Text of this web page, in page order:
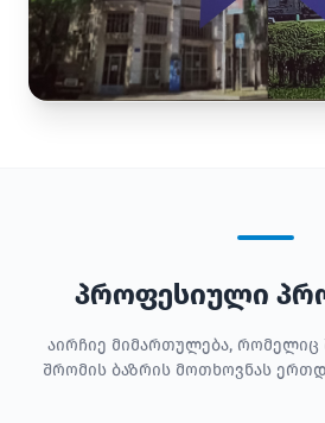
პროფესიული
აირჩიე მიმართულება, რომელიც
შრომის ბაზრის მოთხოვნას